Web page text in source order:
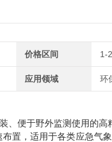
价格区间 1-
应用领域 环
便于野外监测使用的高
，适用于各类应急气象